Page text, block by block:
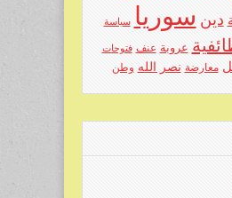
دين سوريا سياسة
عروبة عنف فتوحات
معارضة نصر الله وطن